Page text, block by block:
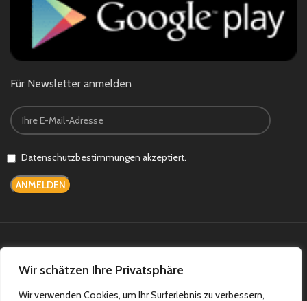
Wir schätzen Ihre Privatsphäre
Wir verwenden Cookies, um Ihr Surferlebnis zu verbessern,
Für Newsletter anmelden
Datenschutzbestimmungen akzeptiert.
Bezahlsysteme: Versandsysteme: